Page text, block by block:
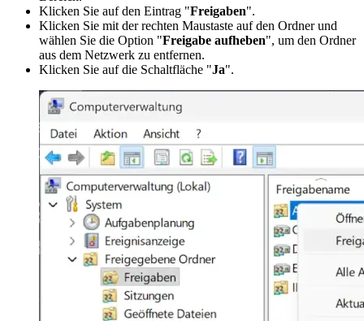
Klicken Sie auf den Eintrag "Freigaben".
Klicken Sie mit der rechten Maustaste auf den Ordner und
wählen Sie die Option "Freigabe aufheben", um den Ordner
aus dem Netzwerk zu entfernen.
Klicken Sie auf die Schaltfläche "Ja".